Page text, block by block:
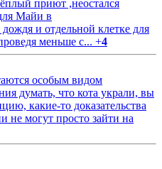
приют ,неостался
Майи в
и отдельной клетке для
меньше с... +4
особым видом
думать, что кота украли, вы
какие-то доказательства
не могут просто зайти на